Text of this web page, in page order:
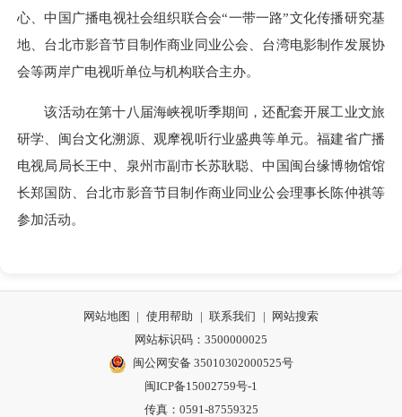
心、中国广播电视社会组织联合会“一带一路”文化传播研究基
地、台北市影音节目制作商业同业公会、台湾电影制作发展协
会等两岸广电视听单位与机构联合主办。
该活动在第十八届海峡视听季期间，还配套开展工业文旅
研学、闽台文化溯源、观摩视听行业盛典等单元。福建省广播
电视局局长王中、泉州市副市长苏耿聪、中国闽台缘博物馆馆
长郑国防、台北市影音节目制作商业同业公会理事长陈仲祺等
参加活动。
网站地图 | 使用帮助 | 联系我们 |
网站搜索
网站标识码：3500000025
闽公网安备 35010302000525号
闽ICP备15002759号-1
传真：0591-87559325